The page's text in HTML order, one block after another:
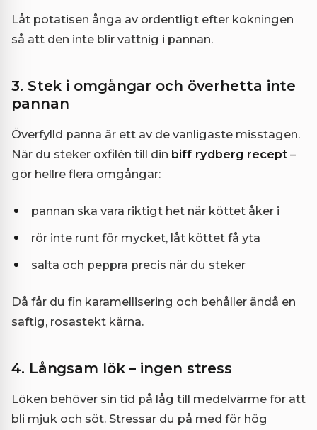
Låt potatisen ånga av ordentligt efter kokningen
så att den inte blir vattnig i pannan.
3. Stek i omgångar och överhetta inte
pannan
Överfylld panna är ett av de vanligaste misstagen.
När du steker oxfilén till din biff rydberg recept –
gör hellre flera omgångar:
pannan ska vara riktigt het när köttet åker i
rör inte runt för mycket, låt köttet få yta
salta och peppra precis när du steker
Då får du fin karamellisering och behåller ändå en
saftig, rosastekt kärna.
4. Långsam lök – ingen stress
Löken behöver sin tid på låg till medelvärme för att
bli mjuk och söt. Stressar du på med för hög